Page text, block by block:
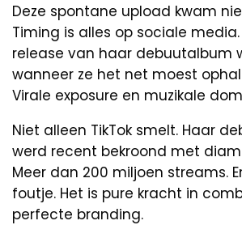
Deze spontane upload kwam
Timing is alles op sociale
release van haar debuutalbum
wanneer ze het net moest
Virale exposure en muzikale
Niet alleen TikTok smelt. Haar
werd recent bekroond met
Meer dan 200 miljoen streams.
foutje. Het is pure kracht in
perfecte branding.